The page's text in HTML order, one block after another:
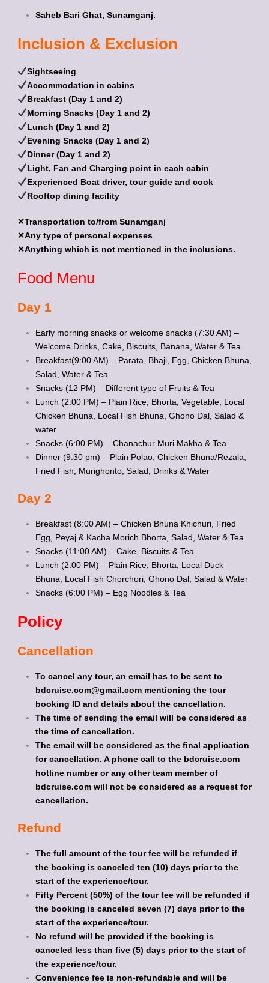
Saheb Bari Ghat, Sunamganj.
Inclusion & Exclusion
Sightseeing
Accommodation in cabins
Breakfast (Day 1 and 2)
Morning Snacks (Day 1 and 2)
Lunch (Day 1 and 2)
Evening Snacks (Day 1 and 2)
Dinner (Day 1 and 2)
Light, Fan and Charging point in each cabin
Experienced Boat driver, tour guide and cook
Rooftop dining facility
✕Transportation to/from Sunamganj
✕Any type of personal expenses
✕Anything which is not mentioned in the inclusions.
Food Menu
Day 1
Early morning snacks or welcome snacks (7:30 AM) –
Welcome Drinks, Cake, Biscuits, Banana, Water & Tea
Breakfast(9:00 AM) – Parata, Bhaji, Egg, Chicken Bhuna,
Salad, Water & Tea
Snacks (12 PM) – Different type of Fruits & Tea
Lunch (2:00 PM) – Plain Rice, Bhorta, Vegetable, Local
Chicken Bhuna, Local Fish Bhuna, Ghono Dal, Salad &
water.
Snacks (6:00 PM) – Chanachur Muri Makha & Tea
Dinner (9:30 pm) – Plain Polao, Chicken Bhuna/Rezala,
Fried Fish, Murighonto, Salad, Drinks & Water
Day 2
Breakfast (8:00 AM) – Chicken Bhuna Khichuri, Fried
Egg, Peyaj & Kacha Morich Bhorta, Salad, Water & Tea
Snacks (11:00 AM) – Cake, Biscuits & Tea
Lunch (2:00 PM) – Plain Rice, Bhorta, Local Duck
Bhuna, Local Fish Chorchori, Ghono Dal, Salad & Water
Snacks (6:00 PM) – Egg Noodles & Tea
Policy
Cancellation
To cancel any tour, an email has to be sent to
bdcruise.com@gmail.com mentioning the tour
booking ID and details about the cancellation.
The time of sending the email will be considered as
the time of cancellation.
The email will be considered as the final application
for cancellation. A phone call to the bdcruise.com
hotline number or any other team member of
bdcruise.com will not be considered as a request for
cancellation.
Refund
The full amount of the tour fee will be refunded if
the booking is canceled ten (10) days prior to the
start of the experience/tour.
Fifty Percent (50%) of the tour fee will be refunded if
the booking is canceled seven (7) days prior to the
start of the experience/tour.
No refund will be provided if the booking is
canceled less than five (5) days prior to the start of
the experience/tour.
Convenience fee is non-refundable and will be